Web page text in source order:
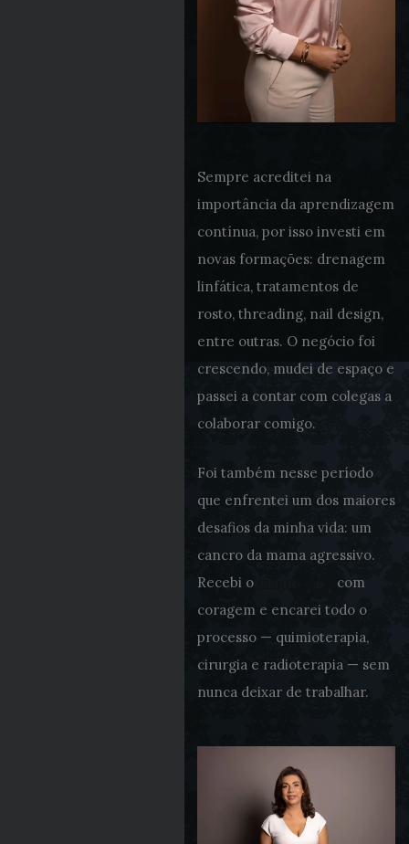
Sempre acreditei na
importância da aprendizagem
contínua, por isso investi em
novas formações: drenagem
linfática, tratamentos de
rosto, threading, nail design,
entre outras. O negócio foi
crescendo, mudei de espaço e
passei a contar com colegas a
colaborar comigo.
Foi também nesse período
que enfrentei um dos maiores
desafios da minha vida: um
cancro da mama agressivo.
Recebi o
com
coragem e encarei todo o
processo — quimioterapia,
cirurgia e radioterapia — sem
nunca deixar de trabalhar.